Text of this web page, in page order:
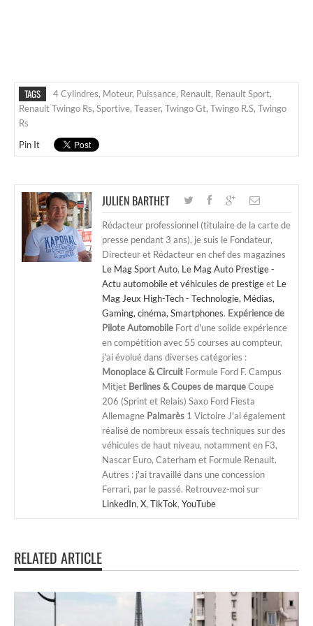
TAGS 4 Cylindres, Moteur, Puissance, Renault, Renault Sport,
Renault Twingo Rs, Sportive, Teaser, Twingo Gt, Twingo R.s, Twingo
Rs
Pin It
JULIEN BARTHET
Rédacteur professionnel (titulaire de la carte de
presse pendant 3 ans), je suis le Fondateur,
Directeur et Rédacteur en chef des magazines
Le Mag Sport Auto, Le Mag Auto Prestige -
Actu automobile et véhicules de prestigeet Le
Mag Jeux High-Tech - Technologie, Médias,
Gaming, cinéma, Smartphones. Expérience de
Pilote Automobile Fort d'une solide expérience
en compétition avec 55 courses au compteur,
j'ai évolué dans diverses catégories :
Monoplace & Circuit Formule Ford F. Campus
Mitjet Berlines & Coupes de marqueCoupe
206 (Sprint et Relais) Saxo Ford Fiesta
Allemagne Palmarès 1 Victoire J'ai également
réalisé de nombreux essais techniques sur des
véhicules de haut niveau, notamment en F3,
Nascar Euro, Caterham et Formule Renault.
Autres : j'ai travaillé dans une concession
Ferrari, par le passé. Retrouvez-moi sur
LinkedIn, X, TikTok, YouTube
RELATED ARTICLE